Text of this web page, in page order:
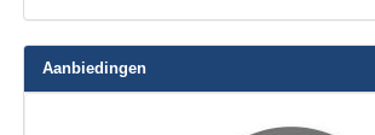
Aanbiedingen